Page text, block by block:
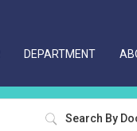
DEPARTMENT